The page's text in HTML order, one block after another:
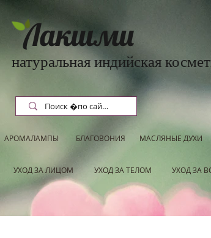
Лакшми
натуральная индийская
АРОМАЛАМПЫ БЛАГОВОНИЯ МАСЛЯНЫЕ ДУХИ
УХОД ЗА ЛИЦОМ УХОД ЗА ТЕЛОМ УХОД ЗА